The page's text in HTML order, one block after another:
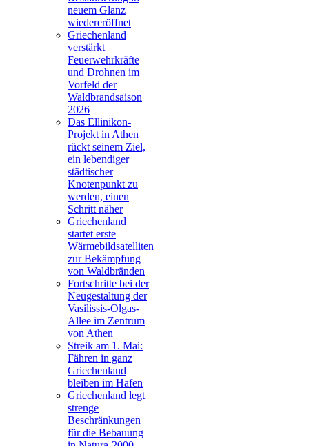
neuem Glanz
wiedereröffnet
Griechenland
verstärkt
Feuerwehrkräfte
und Drohnen im
Vorfeld der
Waldbrandsaison
2026
Das Ellinikon-
Projekt in Athen
rückt seinem Ziel,
ein lebendiger
städtischer
Knotenpunkt zu
werden, einen
Schritt näher
Griechenland
startet erste
Wärmebildsatelliten
zur Bekämpfung
von Waldbränden
Fortschritte bei der
Neugestaltung der
Vasilissis-Olgas-
Allee im Zentrum
von Athen
Streik am 1. Mai:
Fähren in ganz
Griechenland
bleiben im Hafen
Griechenland legt
strenge
Beschränkungen
für die Bebauung